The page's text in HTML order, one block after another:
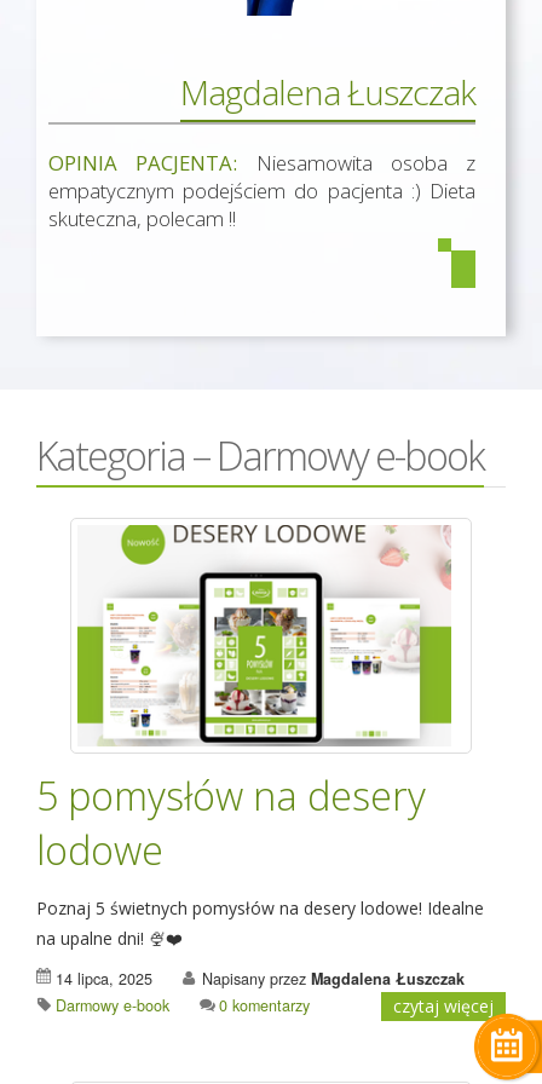
Magdalena Łuszczak
OPINIA PACJENTA: Niesamowita osoba z
empatycznym podejściem do pacjenta :) Dieta
skuteczna, polecam !!
Kategoria – Darmowy e-book
5 pomysłów na desery
lodowe
Poznaj 5 świetnych pomysłów na desery lodowe! Idealne
na upalne dni! 🍨❤️
14 lipca, 2025 Napisany przez Magdalena Łuszczak
Darmowy e-book
0 komentarzy czytaj więcej